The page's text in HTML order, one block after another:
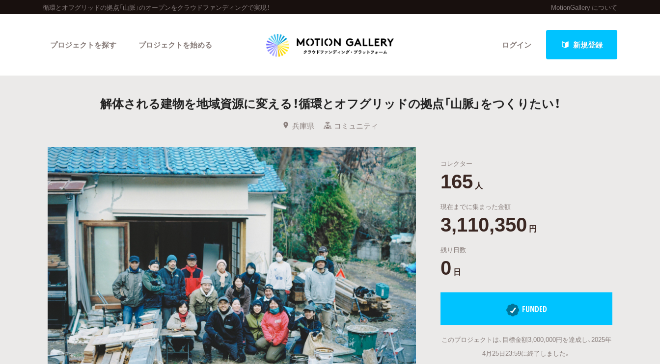
循環とオフグリッドの拠点「山脈」のオープンをクラウドファンディングで実現！ MotionGallery について
ログイン 新規登録
プロジェクトを探す
人気のプロジェクト 新着プロジェクト 終了間近のプロジェクト
Feature
カテゴリーから探す タグから探す キュレーターから探す 特集から探す 最新進捗報告から探す
Legendary
最新達成プロジェクト 調達額が大きいプロジェクト
プロジェクトを始める
解体される建物を地域資源に変える！循環とオフグリッドの拠点「山脈」をつくりたい！
兵庫県 コミュニティ
コレクター
165 人
現在までに集まった金額
3,110,350 円
残り日数
0 日
FUNDED
このプロジェクトは、目標金額3,000,000円を達成し、2025年
4月25日23:59に終了しました。